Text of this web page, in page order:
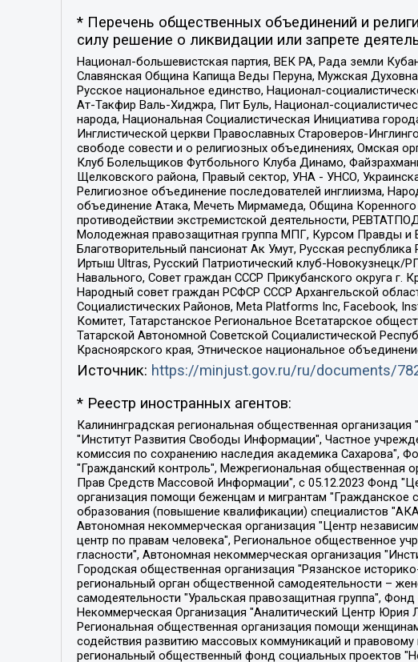
* Перечень общественных объединений и
силу решение о ликвидации или запрете
Национал-большевистская партия, ВЕК РА, Рада земли
Славянская Община Капища Веды Перуна, Мужская
Русское национальное единство, Национал-
Ат-Такфир Валь-Хиджра, Пит Буль, Национал-
народа, Национальная Социалистическая Инициатива
Инглистической церкви Православных Староверов-
свободе совести и о религиозных объединениях, Омская
Клуб Болельщиков Футбольного Клуба Динамо,
Щелковского района, Правый сектор, УНА - УНСО,
Религиозное объединение последователей инглиизма,
объединение Атака, Мечеть Мирмамеда, Община
противодействии экстремистской деятельности,
Молодежная правозащитная группа МПГ, Курсом Правды и
Благотворительный пансионат Ак Умут, Русская
Иртыш Ultras, Русский Патриотический клуб-
Навального, Совет граждан СССР Прикубанского округа
Народный совет граждан РСФСР СССР Архангельской
Социалистических Районов, Meta Platforms Inc, Facebook,
Комитет, Татарстанское Региональное Всетатарское
Татарской Автономной Советской Социалистической
Красноярского края, Этническое национальное
Источник: https://minjust.gov.ru/ru/documents/
* Реестр иностранных агентов:
Калининградская региональная общественная организация "Экозащита!-Женсовет", Фонд содействия защите прав и свобод граждан "Общественный вердикт", Фонд "Институт Развития Свободы Информации", Частное учреждение "Информационное агентство МЕМО. РУ", Региональная общественная организация "Общественная комиссия по сохранению наследия академика Сахарова", Фонд поддержки свободы прессы, Санкт-Петербургская общественная правозащитная организация "Гражданский контроль", Межрегиональная общественная организация "Информационно-просветительский центр "Мемориал", Региональный Фонд "Центр Защиты Прав Средств Массовой Информации", с 05.12.2023 Фонд "Центр Защиты Прав Средств массовой информации", Региональная общественная благотворительная организация помощи беженцам и мигрантам "Гражданское содействие", Негосударственное образовательное учреждение дополнительного профессионального образования (повышение квалификации) специалистов "АКАДЕМИЯ ПО ПРАВАМ ЧЕЛОВЕКА", Свердловская региональная общественная организация "Сутяжник", Автономная некоммерческая организация "Центр независимых социологических исследований", Союз общественных объединений "Российский исследовательский центр по правам человека", Региональное общественное учреждение научно-информационный центр "МЕМОРИАЛ", Некоммерческая организация "Фонд защиты гласности", Автономная некоммерческая организация "Институт прав человека", Городская общественная организация "Екатеринбургское общество "МЕМОРИАЛ", Городская общественная организация "Рязанское историко-просветительское и правозащитное общество "Мемориал" (Рязанский Мемориал), Челябинский региональный орган общественной самодеятельности – женское общественное объединение "Женщины Евразии", Челябинский региональный орган общественной самодеятельности "Уральская правозащитная группа", Фонд содействия защите здоровья и социальной справедливости имени Андрея Рылькова, Автономная Некоммерческая Организация "Аналитический Центр Юрия Левады", Автономная некоммерческая организация социальной поддержки населения "Проект Апрель", Региональная общественная организация помощи женщинам и детям, находящимся в кризисной ситуации "Информационно-методический центр "Анна", Фонд содействия развитию массовых коммуникаций и правовому просвещению "Так-так-Так", Фонд содействия устойчивому развитию "Серебряная тайга", Свердловский региональный общественный фонд социальных проектов "Новое время", "Idel.Реалии", Кавказ.Реалии, Крым.Реалии, Телеканал Настоящее Время, Татаро-башкирская служба Радио Свобода (Azatliq Radiosi), Радио Свободная Европа/Радио Свобода (PCE/PC), "Сибирь.Реалии", "Фактограф", Благотворительный фонд помощи осужденным и их семьям, Автономная некоммерческая организация "Институт глобализации и социальных движений", Фонд "В защиту прав заключенных", Частное учреждение "Центр поддержки и содействия развитию средств массовой информации", Пензенский региональный общественный благотворительный фонд "Гражданский союз", "Север.Реалии", Некоммерческая организация Фонд "Правовая инициатива", Общество с ограниченной ответственностью "Радио Свободная Европа/Радио Свобода", Чешское информационное агентство "MEDIUM-ORIENT", Красноярская региональная общественная организация "Мы против СПИДа", Камалягин Денис Николаевич, Маркелов Сергей Евгеньевич, Пономарев Лев Александрович, Савицкая Людмила Алексеевна, Автономная некоммерческая организация "Центр по работе с проблемой насилия "НАСИЛИЮ.НЕТ", Межрегиональный профессиональный союз работников здравоохранения "Альянс врачей", Юридическое